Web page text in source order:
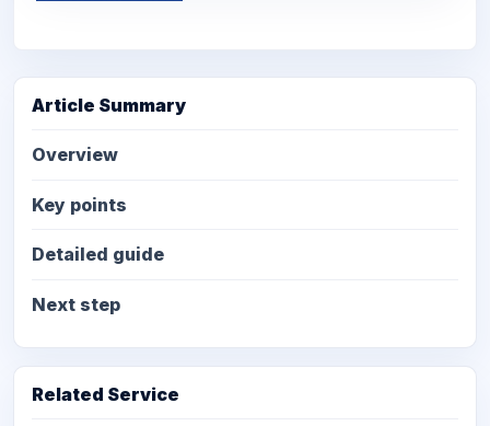
Article Summary
Overview
Key points
Detailed guide
Next step
Related Service